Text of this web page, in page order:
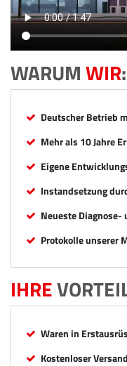
WARUMWIR:
Deutscher Betrieb
Mehr als 10 Jahre
Eigene
Instandsetzung
Neueste
Protokolle unserer
IHRE
Waren in
Kostenloser Versand